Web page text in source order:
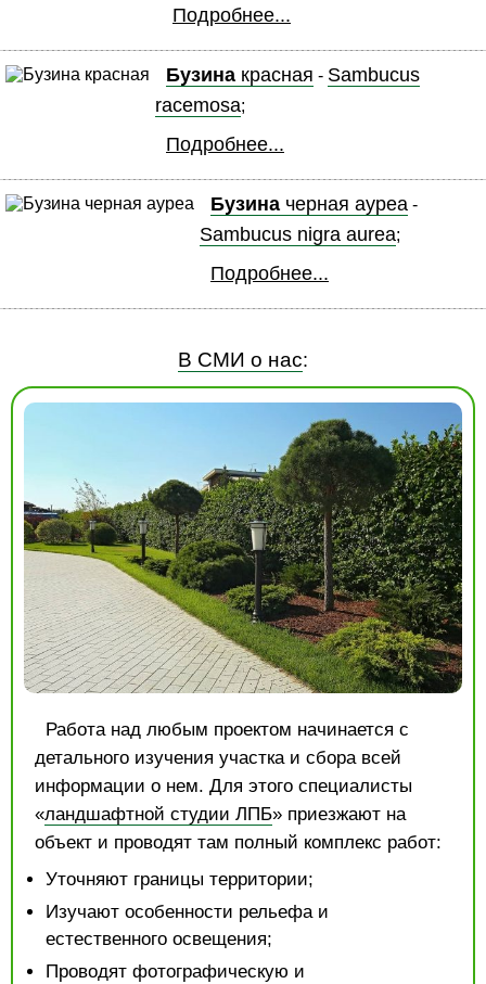
Подробнее...
Бузина красная - Sambucus
racemosa;
Подробнее...
Бузина черная ауреа -
Sambucus nigra aurea;
Подробнее...
В СМИ о нас:
Работа над любым проектом начинается с
детального изучения участка и сбора всей
информации о нем. Для этого специалисты
«ландшафтной студии ЛПБ» приезжают на
объект и проводят там полный комплекс работ:
Уточняют границы территории;
Изучают особенности рельефа и
естественного освещения;
Проводят фотографическую и